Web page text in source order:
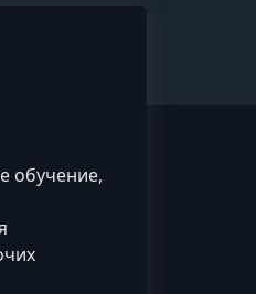
обучение,